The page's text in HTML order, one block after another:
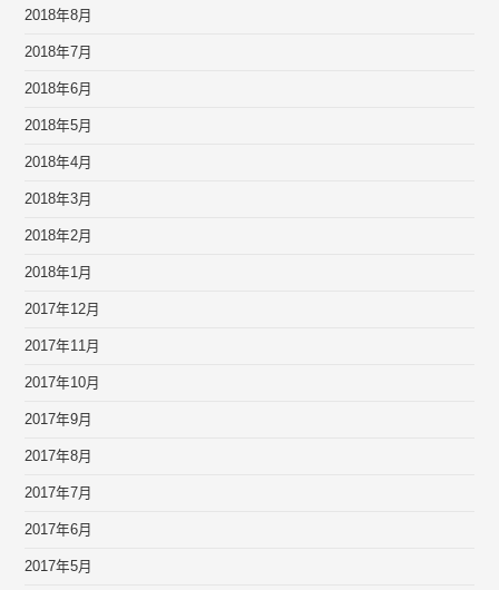
2018年8月
2018年7月
2018年6月
2018年5月
2018年4月
2018年3月
2018年2月
2018年1月
2017年12月
2017年11月
2017年10月
2017年9月
2017年8月
2017年7月
2017年6月
2017年5月